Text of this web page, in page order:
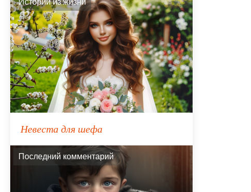
Истории из жизни
Невеста для шефа
Последний комментарий